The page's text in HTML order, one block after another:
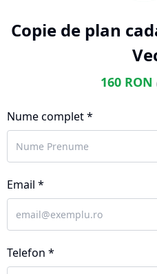
Copie de plan
160RON
Nume complet *
Email *
Telefon *